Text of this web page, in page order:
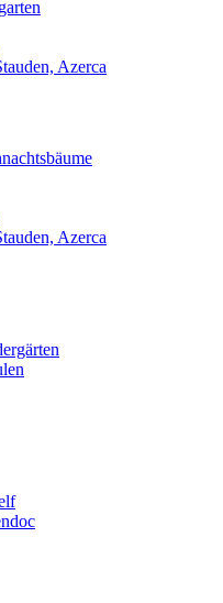
Azerca
Azerca